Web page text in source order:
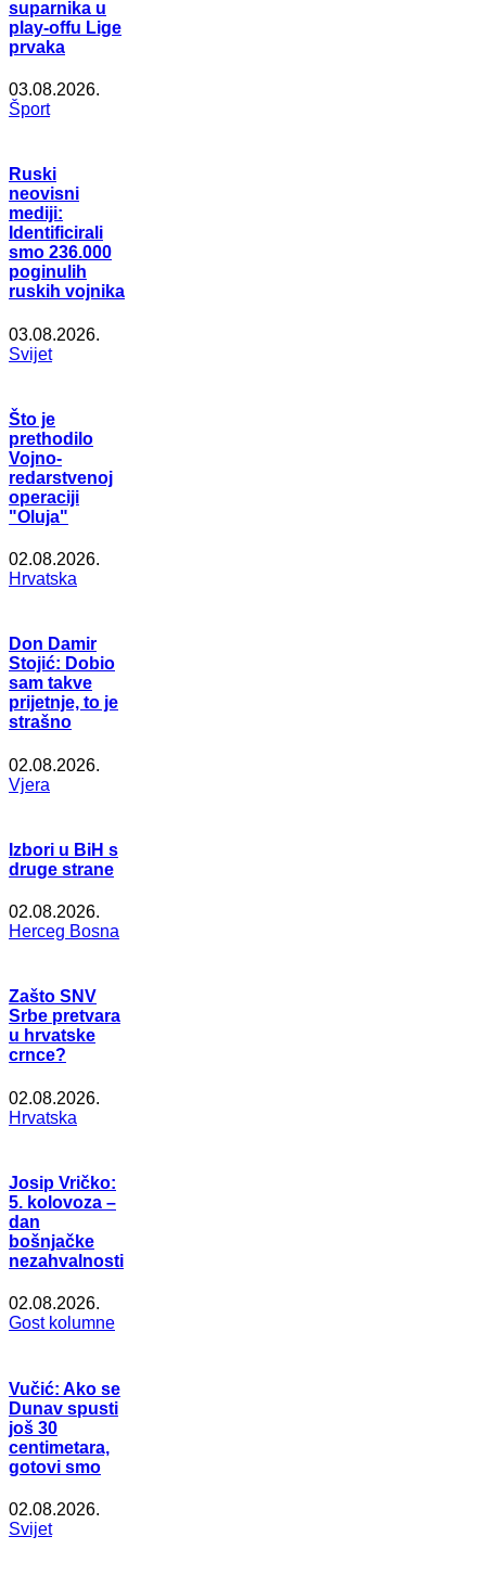
suparnika u
play-offu Lige
prvaka
03.08.2026.
Šport
Ruski
neovisni
mediji:
Identificirali
smo 236.000
poginulih
ruskih vojnika
03.08.2026.
Svijet
Što je
prethodilo
Vojno-
redarstvenoj
operaciji
"Oluja"
02.08.2026.
Hrvatska
Don Damir
Stojić: Dobio
sam takve
prijetnje, to je
strašno
02.08.2026.
Vjera
Izbori u BiH s
druge strane
02.08.2026.
Herceg Bosna
Zašto SNV
Srbe pretvara
u hrvatske
crnce?
02.08.2026.
Hrvatska
Josip Vričko:
5. kolovoza –
dan
bošnjačke
nezahvalnosti
02.08.2026.
Gost kolumne
Vučić: Ako se
Dunav spusti
još 30
centimetara,
gotovi smo
02.08.2026.
Svijet